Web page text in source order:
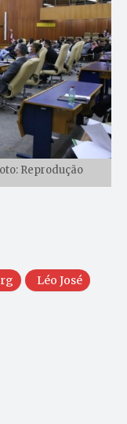
Reprodução
Léo José